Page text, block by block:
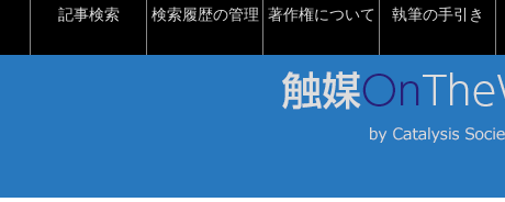
記事検索 検索履歴の管理 著作権について 執筆の手引き